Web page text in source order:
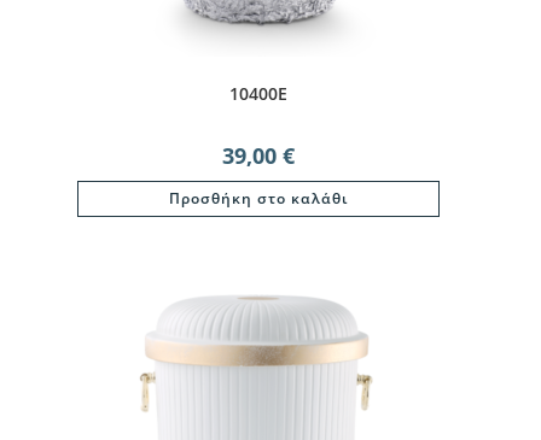
10400E
39,00 €
Προσθήκη στο καλάθι